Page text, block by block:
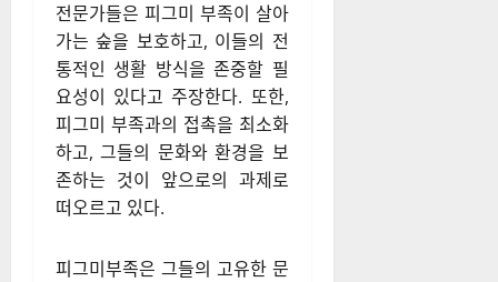
전문가들은 피그미 부족이 살아
가는 숲을 보호하고, 이들의 전
통적인 생활 방식을 존중할 필
요성이 있다고 주장한다. 또한,
피그미 부족과의 접촉을 최소화
하고, 그들의 문화와 환경을 보
존하는 것이 앞으로의 과제로
떠오르고 있다.
피그미부족은 그들의 고유한 문